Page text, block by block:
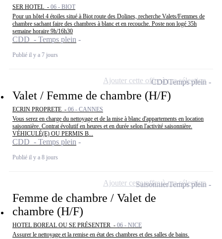
SER HOTEL - 06 - BIOT
Pour un hôtel 4 étoiles situé à Biot route des Dolines, recherche Valets/Femmes de
chambre sachant faire des chambres à blanc et en recouche. Poste non logé 35h
semaine horaire 9h/16h30
CDD - Temps plein
Publié il y a 7 jours
Valet / Femme de chambre (H/F)
ECRIN PROPRETE - 06 - CANNES
Vous serez en charge du nettoyage et de la mise à blanc d'appartements en location
saisonnière. Contrat évolutif en heures et en durée selon l'activité saisonnière.
VÉHICULÉ(E) OU PERMIS B...
CDD - Temps plein
Publié il y a 8 jours
CDDTemps plein
Ajouter cette offre à ma sélection
Femme de chambre / Valet de
chambre (H/F)
HOTEL BOREAL OU SE PRÉSENTER - 06 - NICE
Assurer le nettoyage et la remise en état des chambres et des salles de bains.
SaisonnierTemps plein
Ajouter cette offre à ma sélection